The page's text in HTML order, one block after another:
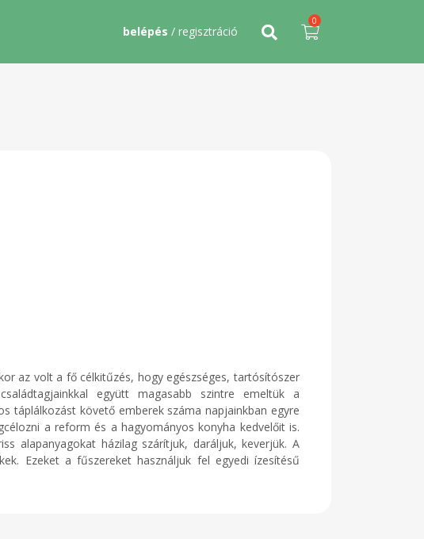
belépés / regisztráció
0
az volt a fő célkitűzés, hogy egészséges, tartósítószer
együtt magasabb szintre emeltük a
táplálkozást követő emberek száma napjainkban egyre
a reform és a hagyományos konyha kedvelőit is.
alapanyagokat házilag szárítjuk, daráljuk, keverjük. A
Ezeket a fűszereket használjuk fel egyedi ízesítésű